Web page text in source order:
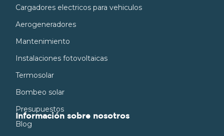
Cargadores electricos para vehiculos
Aerogeneradores
Mantenimiento
Instalaciones fotovoltaicas
Termosolar
Bombeo solar
Presupuestos
Información sobre nosotros
Blog